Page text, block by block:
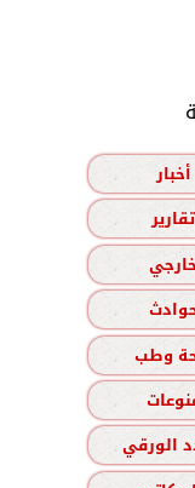
أخبار
تقارير
وطب
الورقي